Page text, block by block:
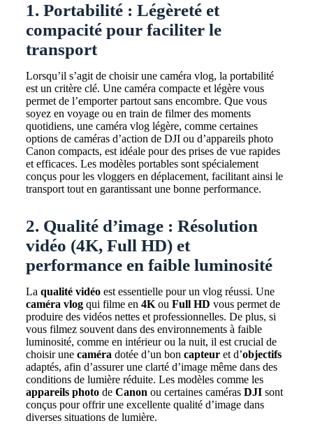
1. Portabilité : Légèreté et
compacité pour faciliter le
transport
Lorsqu’il s’agit de choisir une caméra vlog, la portabilité
est un critère clé. Une caméra compacte et légère vous
permet de l’emporter partout sans encombre. Que vous
soyez en voyage ou en train de filmer des moments
quotidiens, une caméra vlog légère, comme certaines
options de caméras d’action de DJI ou d’appareils photo
Canon compacts, est idéale pour des prises de vue rapides
et efficaces. Les modèles portables sont spécialement
conçus pour les vloggers en déplacement, facilitant ainsi le
transport tout en garantissant une bonne performance.
2. Qualité d’image : Résolution
vidéo (4K, Full HD) et
performance en faible luminosité
La qualité vidéoest essentielle pour un vlog réussi. Une
caméra vlogqui filme en 4Kou Full HD vous permet de
produire des vidéos nettes et professionnelles. De plus, si
vous filmez souvent dans des environnements à faible
luminosité, comme en intérieur ou la nuit, il est crucial de
choisir une caméra dotée d’un bon capteuret d’objectifs
adaptés, afin d’assurer une clarté d’image même dans des
conditions de lumière réduite. Les modèles comme les
appareils photode Canon ou certaines caméras DJIsont
conçus pour offrir une excellente qualité d’image dans
diverses situations de lumière.